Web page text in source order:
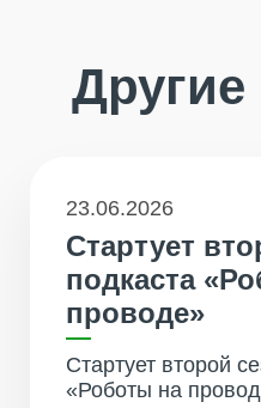
Другие
23.06.2026
Стартует
подкаста
проводе»
Стартует второй
«Роботы на